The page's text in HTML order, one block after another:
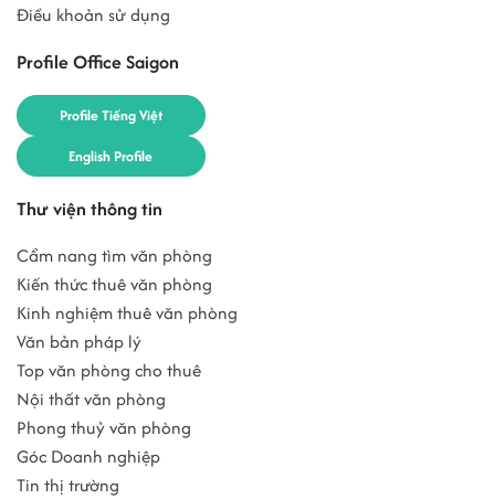
Điều khoản sử dụng
Profile Office Saigon
Profile Tiếng Việt
English Profile
Thư viện thông tin
Cẩm nang tìm văn phòng
Kiến thức thuê văn phòng
Kinh nghiệm thuê văn phòng
Văn bản pháp lý
Top văn phòng cho thuê
Nội thất văn phòng
Phong thuỷ văn phòng
Góc Doanh nghiệp
Tin thị trường